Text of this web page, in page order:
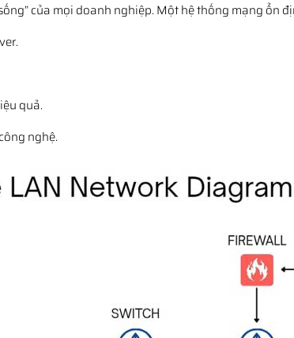
của mọi doanh nghiệp. Một hệ thống mạng ổn
quả.
nghệ.